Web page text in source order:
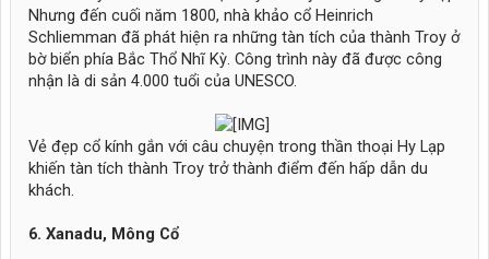
Nhưng đến cuối năm 1800, nhà khảo cổ Heinrich
Schliemman đã phát hiện ra những tàn tích của thành Troy ở
bờ biển phía Bắc Thổ Nhĩ Kỳ. Công trình này đã được công
nhận là di sản 4.000 tuổi của UNESCO.
Vẻ đẹp cổ kính gắn với câu chuyện trong thần thoại Hy Lạp
khiến tàn tích thành Troy trở thành điểm đến hấp dẫn du
khách.
6. Xanadu, Mông Cổ